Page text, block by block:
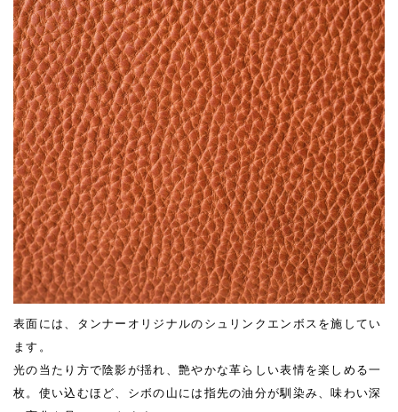
表面には、タンナーオリジナルのシュリンクエンボスを施してい
ます。
光の当たり方で陰影が揺れ、艶やかな革らしい表情を楽しめる一
枚。使い込むほど、シボの山には指先の油分が馴染み、味わい深